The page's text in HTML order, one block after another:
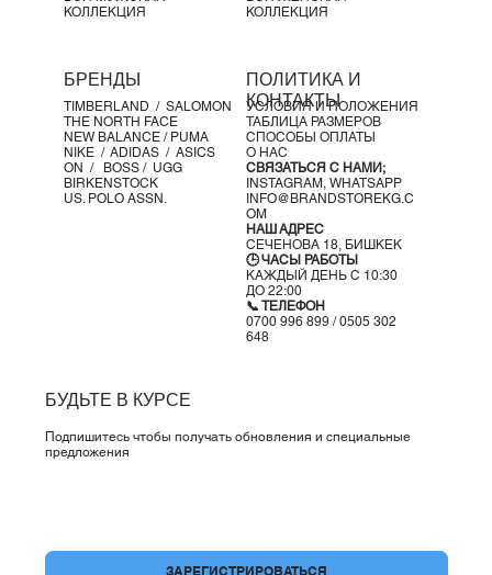
Синтетическая промежуточная подошва
КОЛЛЕКЦИЯ
КОЛЛЕКЦИЯ
БРЕНДЫ
TIMBERLAND / SALOMON
THE NORTH FACE
NEW BALANCE / PUMA
NIKE / ADIDAS / ASICS
ON / BOSS / UGG
BIRKENSTOCK
US. POLO ASSN.
ПОЛИТИКА И
КОНТАКТЫ
УСЛОВИЯ И ПОЛОЖЕНИЯ
ТАБЛИЦА РАЗМЕРОВ
СПОСОБЫ ОПЛАТЫ
О НАС
СВЯЗАТЬСЯ С НАМИ;
INSTAGRAM, WHATSAPP
INFO@BRANDSTOREKG.C
OM
НАШ АДРЕС
СЕЧЕНОВА 18, БИШКЕК
🕒 ЧАСЫ РАБОТЫ
КАЖДЫЙ ДЕНЬ С 10:30
ДО 22:00
📞 ТЕЛЕФОН
0700 996 899 / 0505 302
648
БУДЬТЕ В КУРСЕ
Подпишитесь чтобы получать обновления и специальные
предложения
ЗАРЕГИСТРИРОВАТЬСЯ